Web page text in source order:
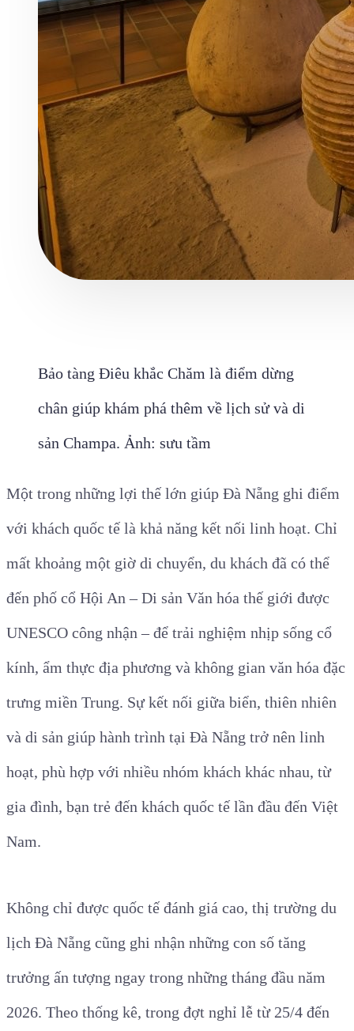
Bảo tàng Điêu khắc Chăm là điểm dừng
chân giúp khám phá thêm về lịch sử và di
sản Champa. Ảnh: sưu tầm
Một trong những lợi thế lớn giúp Đà Nẵng ghi điểm
với khách quốc tế là khả năng kết nối linh hoạt. Chỉ
mất khoảng một giờ di chuyển, du khách đã có thể
đến phố cổ Hội An – Di sản Văn hóa thế giới được
UNESCO công nhận – để trải nghiệm nhịp sống cổ
kính, ẩm thực địa phương và không gian văn hóa đặc
trưng miền Trung. Sự kết nối giữa biển, thiên nhiên
và di sản giúp hành trình tại Đà Nẵng trở nên linh
hoạt, phù hợp với nhiều nhóm khách khác nhau, từ
gia đình, bạn trẻ đến khách quốc tế lần đầu đến Việt
Nam.
Không chỉ được quốc tế đánh giá cao, thị trường du
lịch Đà Nẵng cũng ghi nhận những con số tăng
trưởng ấn tượng ngay trong những tháng đầu năm
2026. Theo thống kê, trong đợt nghỉ lễ từ 25/4 đến